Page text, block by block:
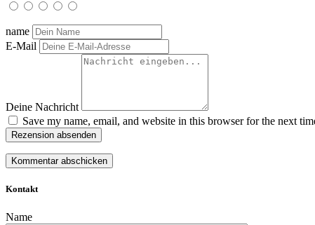
name
E-Mail
Deine Nachricht
Save my name, email, and website in this browser for the next
Rezension absenden
Kontakt
Name